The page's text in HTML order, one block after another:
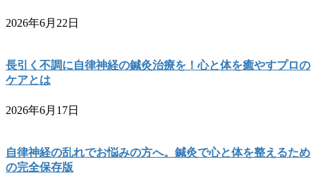
2026年6月22日
長引く不調に自律神経の鍼灸治療を！心と体を癒やすプロの
ケアとは
2026年6月17日
自律神経の乱れでお悩みの方へ。鍼灸で心と体を整えるため
の完全保存版